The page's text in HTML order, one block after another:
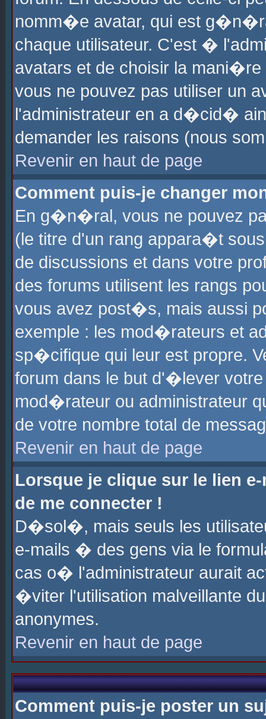
nomm�e avatar, qui est
chaque utilisateur. C'est �
avatars et de choisir la
vous ne pouvez pas utiliser un
l'administrateur en a d�cid�
demander les raisons (nous
Revenir en haut de page
Comment puis-je changer
En g�n�ral, vous ne pouvez
(le titre d'un rang appara�t
de discussions et dans votre
des forums utilisent les rangs
vous avez post�s, mais aussi
exemple : les mod�rateurs et
sp�cifique qui leur est propre.
forum dans le but d'�lever
mod�rateur ou administrateur
de votre nombre total de
Revenir en haut de page
Lorsque je clique sur le lien
de me connecter !
D�sol�, mais seuls les
e-mails � des gens via le
cas o� l'administrateur aurait
�viter l'utilisation malveillante
anonymes.
Revenir en haut de page
Comment puis-je poster un